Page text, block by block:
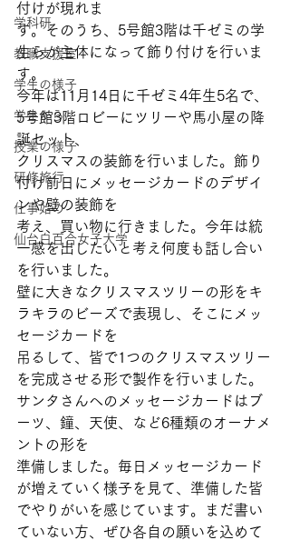
学科研
教職支援室
学生の様子
学生から
授業の様子
研修旅行
仕事始め
仙台白百合女子大学
付けが現れま
す。そのうち、5号館3階は千ゼミの学
生らが主体になって飾り付けを行いま
す。
今年は11月14日に千ゼミ4年生5名で、
5号館3階ロビーにツリーや馬小屋の降
誕セット、
クリスマスの装飾を行いました。飾り
付け前日にメッセージカードのデザイ
ンや壁の装飾を
考え、買い物に行きました。今年は統
一感を出したいと考え何度も話し合い
を行いました。
壁に大きなクリスマスツリーの形をキ
ラキラのビーズで表現し、そこにメッ
セージカードを
吊るして、皆で1つのクリスマスツリー
を完成させる形で製作を行いました。
サンタさんへのメッセージカードはブ
ーツ、鐘、天使、など6種類のオーナメ
ントの形を
準備しました。毎日メッセージカード
が増えていく様子を見て、準備した皆
でやりがいを感じています。まだ書い
ていない方、ぜひ各自の願いを込めて